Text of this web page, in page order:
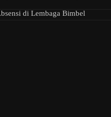
di Lembaga Bimbel